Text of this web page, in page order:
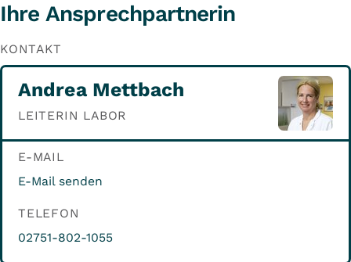
Ihre Ansprechpartnerin
KONTAKT
Andrea Mettbach
LEITERIN LABOR
E-MAIL
E-Mail senden
TELEFON
02751-802-1055